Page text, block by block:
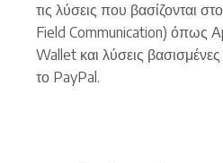
τις λύσεις που βασίζονται
Field Communication) όπως
Wallet και λύσεις
το PayPal.